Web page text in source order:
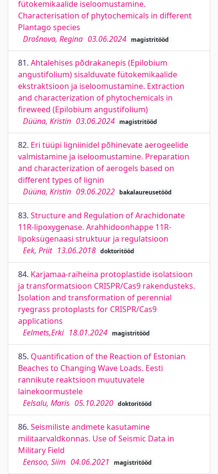
fütokemikaalide iseloomustamine.
Characterisation of phytochemicals in different
Plantago species
Drošnova, Regina 03.06.2024 magistritööd
81. Ahtalehises põdrakanepis (Epilobium
angustifolium) sisalduvate fütokemikaalide
ekstraktsioon ja iseloomustamine. Extraction
and characterization of phytochemicals in
fireweed (Epilobium angustifolium)
Düüna, Kristin 03.06.2024 magistritööd
82. Eri tüüpi ligniinidel põhinevate aerogeelide
valmistamine ja iseloomustamine. Preparation
and characterization of aerogels based on
different types of lignin
Düüna, Kristin 09.06.2022 bakalaureusetööd
83. Structure and Regulation of Arachidonate
11R-lipoxygenase. Arahhidoonhappe 11R-
lipoksügenaasi struktuur ja regulatsioon
Eek, Priit 13.06.2018 doktoritööd
84. Karjamaa-raiheina protoplastide isolatsioon
ja transformatsioon CRISPR/Cas9 rakendusteks.
Isolation and transformation of perennial
ryegrass protoplasts for CRISPR/Cas9
applications
Eelmets,Erki 18.01.2024 magistritööd
85. Quantification of the Reaction of Estonian
Beaches to Changing Wave Loads. Eesti
rannikute reaktsioon muutuvatele
lainekoormustele
Eelsalu, Maris 05.10.2020 doktoritööd
86. Seismiliste andmete kasutamine
militaarvaldkonnas. Use of Seismic Data in
Military Field
Eensoo, Siim 04.06.2021 magistritööd